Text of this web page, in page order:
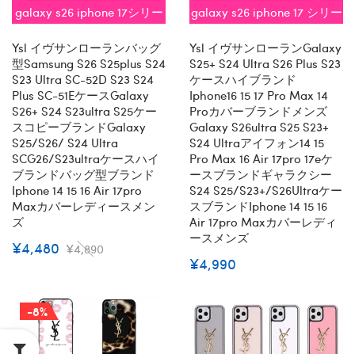
galaxy s26 iphone 17シリー
Ysl イヴサンローランバッグ
型samsung S26 S25plus S24
S23 Ultra SC-52D S23 S24
Plus SC-51EケースGalaxy
S26+ S24 S23ultra S25ケー
スコピーブランドGalaxy
S25/s26/ S24 Ultra
SCG26/s23ultraケースハイ
ブランドバッグ型ブランド
Iphone 14 15 16 Air 17pro
Maxカバーレディースメン
ズ
¥4,480 ¥4,890
galaxy s26 iphone 17 シリー
Ysl イヴサンローランGalaxy
S25+ S24 Ultra S26 Plus S23
ケースハイブランド
Iphone16 15 17 Pro Max 14
Proカバーブランドメンズ
Galaxy S26ultra S25 S23+
S24 Ultraアイフォン14 15
Pro Max 16 Air 17pro 17eケ
ースブランドギャラクシー
S24 S25/S23+/S26Ultraケー
スブランドiphone 14 15 16
Air 17pro Maxカバーレディ
ースメンズ
¥4,990
-8%